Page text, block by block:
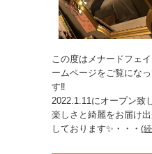
この度はメナードフェ
ームページをご覧にな
す‼︎
2022.1.11にオープン致
楽しさと綺麗をお届け
しております✨ ・・・ (